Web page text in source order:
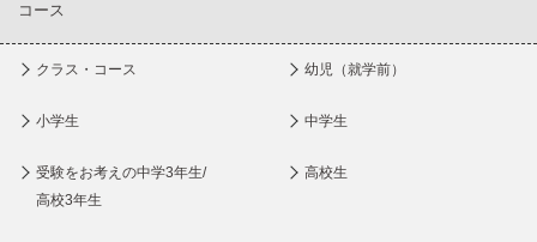
コース
クラス・コース 幼児（就学前）
小学生 中学生
受験をお考えの中学3年生/
高校3年生
高校生